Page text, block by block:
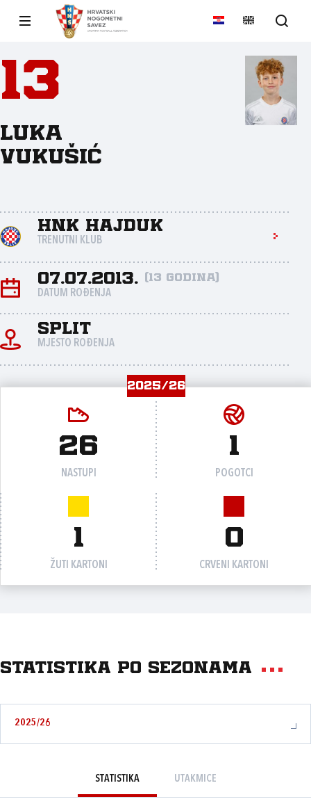
13
Luka
Vukušić
HNK Hajduk
TRENUTNI KLUB
07.07.2013. (13 godina)
DATUM ROĐENJA
Split
MJESTO ROĐENJA
2025/26
26
NASTUPI
1
POGOTCI
1
ŽUTI KARTONI
0
CRVENI KARTONI
Statistika po sezonama
2025/26
STATISTIKA UTAKMICE